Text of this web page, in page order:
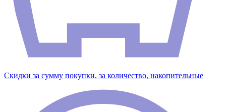
Скидки за сумму покупки, за количество, накопительные